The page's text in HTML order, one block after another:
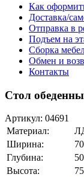
Как
Доставка/
Отправка в
Подъем на
Сборка
Обмен и
Контакты
Стол
Артикул: 04691
Материал:
Ширина:
Глубина:
Высота: